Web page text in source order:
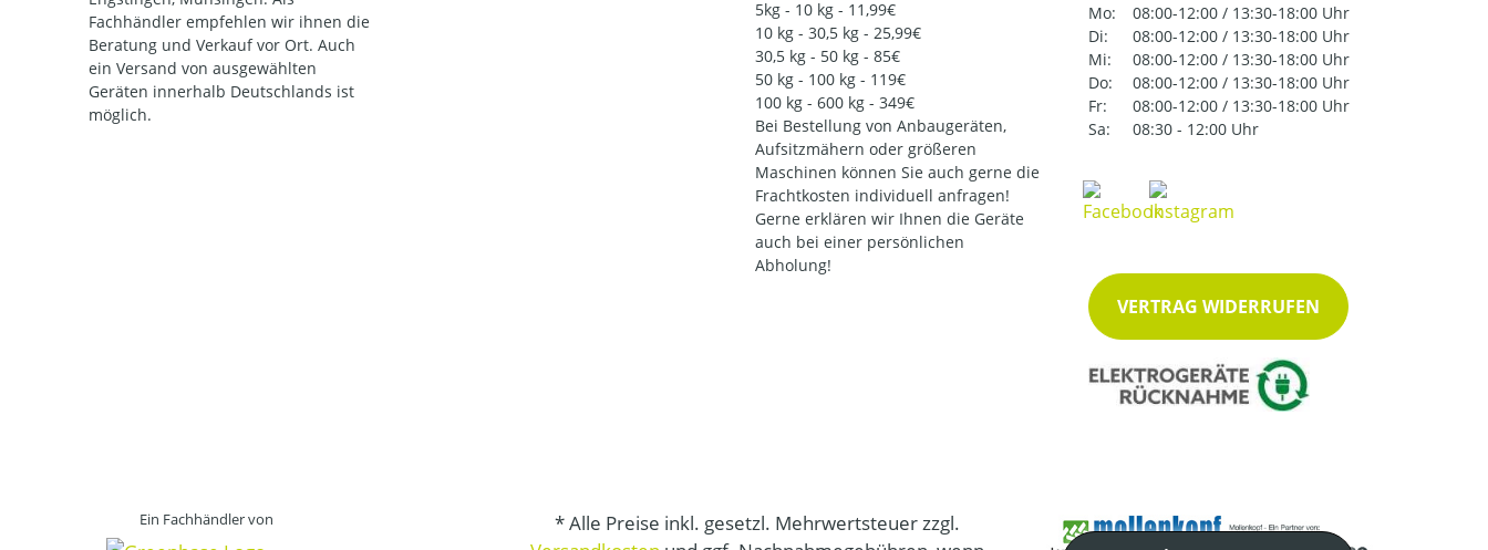
Fachhändler empfehlen wir ihnen die
Beratung und Verkauf vor Ort. Auch
ein Versand von ausgewählten
Geräten innerhalb Deutschlands ist
möglich.
5kg - 10 kg - 11,99€
10 kg - 30,5 kg - 25,99€
30,5 kg - 50 kg - 85€
50 kg - 100 kg - 119€
100 kg - 600 kg - 349€
Bei Bestellung von Anbaugeräten,
Aufsitzmähern oder größeren
Maschinen können Sie auch gerne die
Frachtkosten individuell anfragen!
Gerne erklären wir Ihnen die Geräte
auch bei einer persönlichen
Abholung!
Mo:
08:00-12:00 / 13:30-18:00 Uhr
Di:
08:00-12:00 / 13:30-18:00 Uhr
Mi:
08:00-12:00 / 13:30-18:00 Uhr
Do:
08:00-12:00 / 13:30-18:00 Uhr
Fr:
08:00-12:00 / 13:30-18:00 Uhr
Sa:
08:30 - 12:00 Uhr
VERTRAG WIDERRUFEN
Ein Fachhändler von
* Alle Preise inkl. gesetzl. Mehrwertsteuer zzgl.